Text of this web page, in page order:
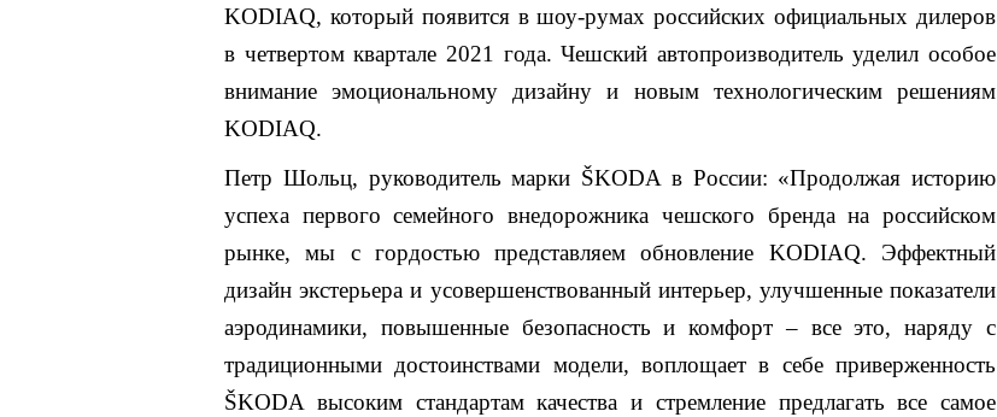
KODIAQ, который появится в шоу-румах российских официальных дилеров
в четвертом квартале 2021 года. Чешский автопроизводитель уделил особое
внимание эмоциональному дизайну и новым технологическим решениям
KODIAQ.
Петр Шольц, руководитель марки ŠKODA в России: «Продолжая историю
успеха первого семейного внедорожника чешского бренда на российском
рынке, мы с гордостью представляем обновление KODIAQ. Эффектный
дизайн экстерьера и усовершенствованный интерьер, улучшенные показатели
аэродинамики, повышенные безопасность и комфорт – все это, наряду с
традиционными достоинствами модели, воплощает в себе приверженность
ŠKODA высоким стандартам качества и стремление предлагать все самое